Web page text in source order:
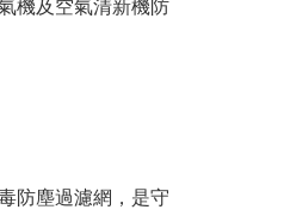
機及空氣清新機防
防塵過濾網，是守